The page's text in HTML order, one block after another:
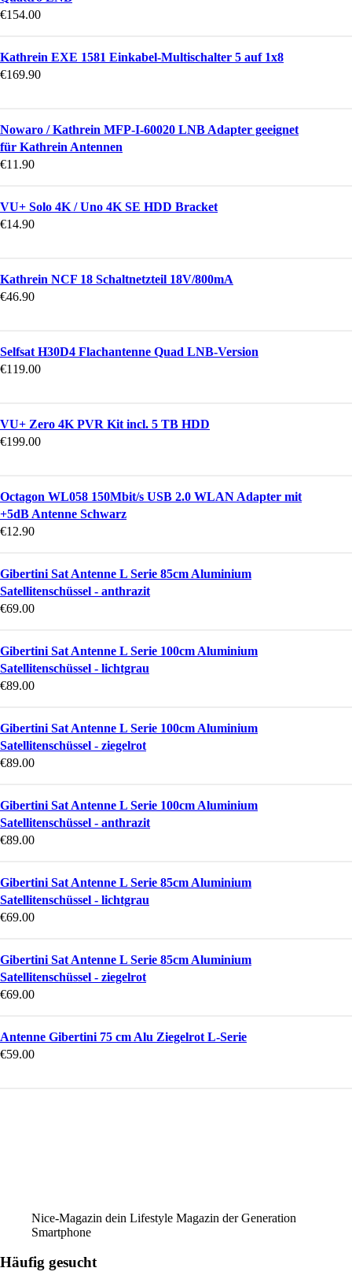
€154.00
Kathrein EXE 1581 Einkabel-Multischalter 5 auf 1x8
€169.90
Nowaro / Kathrein MFP-I-60020 LNB Adapter geeignet
für Kathrein Antennen
€11.90
VU+ Solo 4K / Uno 4K SE HDD Bracket
€14.90
Kathrein NCF 18 Schaltnetzteil 18V/800mA
€46.90
Selfsat H30D4 Flachantenne Quad LNB-Version
€119.00
VU+ Zero 4K PVR Kit incl. 5 TB HDD
€199.00
Octagon WL058 150Mbit/s USB 2.0 WLAN Adapter mit
+5dB Antenne Schwarz
€12.90
Gibertini Sat Antenne L Serie 85cm Aluminium
Satellitenschüssel - anthrazit
€69.00
Gibertini Sat Antenne L Serie 100cm Aluminium
Satellitenschüssel - lichtgrau
€89.00
Gibertini Sat Antenne L Serie 100cm Aluminium
Satellitenschüssel - ziegelrot
€89.00
Gibertini Sat Antenne L Serie 100cm Aluminium
Satellitenschüssel - anthrazit
€89.00
Gibertini Sat Antenne L Serie 85cm Aluminium
Satellitenschüssel - lichtgrau
€69.00
Gibertini Sat Antenne L Serie 85cm Aluminium
Satellitenschüssel - ziegelrot
€69.00
Antenne Gibertini 75 cm Alu Ziegelrot L-Serie
€59.00
Nice-Magazin dein Lifestyle Magazin der Generation
Smartphone
Häufig gesucht